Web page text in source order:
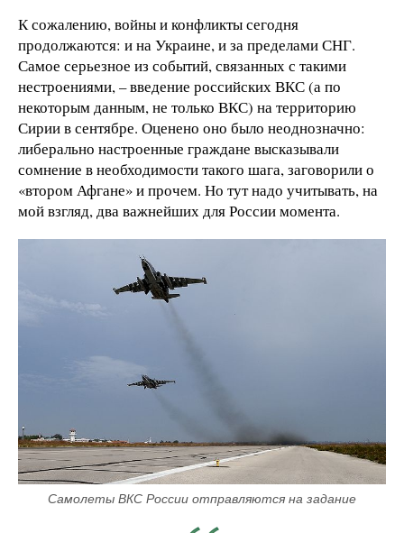
К сожалению, войны и конфликты сегодня
продолжаются: и на Украине, и за пределами СНГ.
Самое серьезное из событий, связанных с такими
нестроениями, – введение российских ВКС (а по
некоторым данным, не только ВКС) на территорию
Сирии в сентябре. Оценено оно было неоднозначно:
либерально настроенные граждане высказывали
сомнение в необходимости такого шага, заговорили о
«втором Афгане» и прочем. Но тут надо учитывать, на
мой взгляд, два важнейших для России момента.
Самолеты ВКС России отправляются на задание